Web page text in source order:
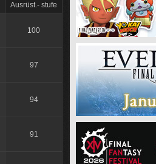
Ausrüst.- stufe
100
97
94
91